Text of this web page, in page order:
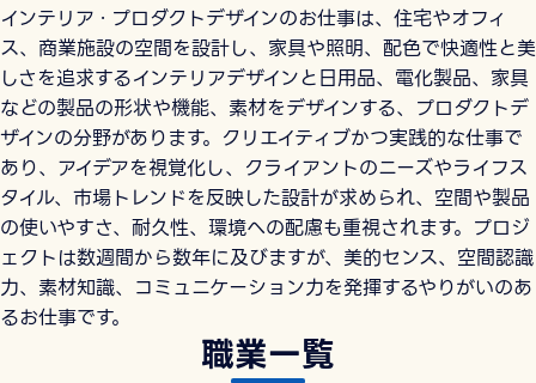
インテリア・プロダクトデザインのお仕事は、住宅やオフィ
ス、商業施設の空間を設計し、家具や照明、配色で快適性と美
しさを追求するインテリアデザインと日用品、電化製品、家具
などの製品の形状や機能、素材をデザインする、プロダクトデ
ザインの分野があります。クリエイティブかつ実践的な仕事で
あり、アイデアを視覚化し、クライアントのニーズやライフス
タイル、市場トレンドを反映した設計が求められ、空間や製品
の使いやすさ、耐久性、環境への配慮も重視されます。プロジ
ェクトは数週間から数年に及びますが、美的センス、空間認識
力、素材知識、コミュニケーション力を発揮するやりがいのあ
るお仕事です。
職業一覧